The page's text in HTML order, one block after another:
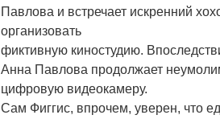
Павлова и встречает искренний
организовать
фиктивную киностудию.
Анна Павлова продолжает
цифровую видеокамеру.
Сам Фиггис, впрочем, уверен, что